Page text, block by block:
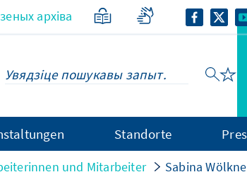
архіва
Standorte
und Mitarbeiter Sabina